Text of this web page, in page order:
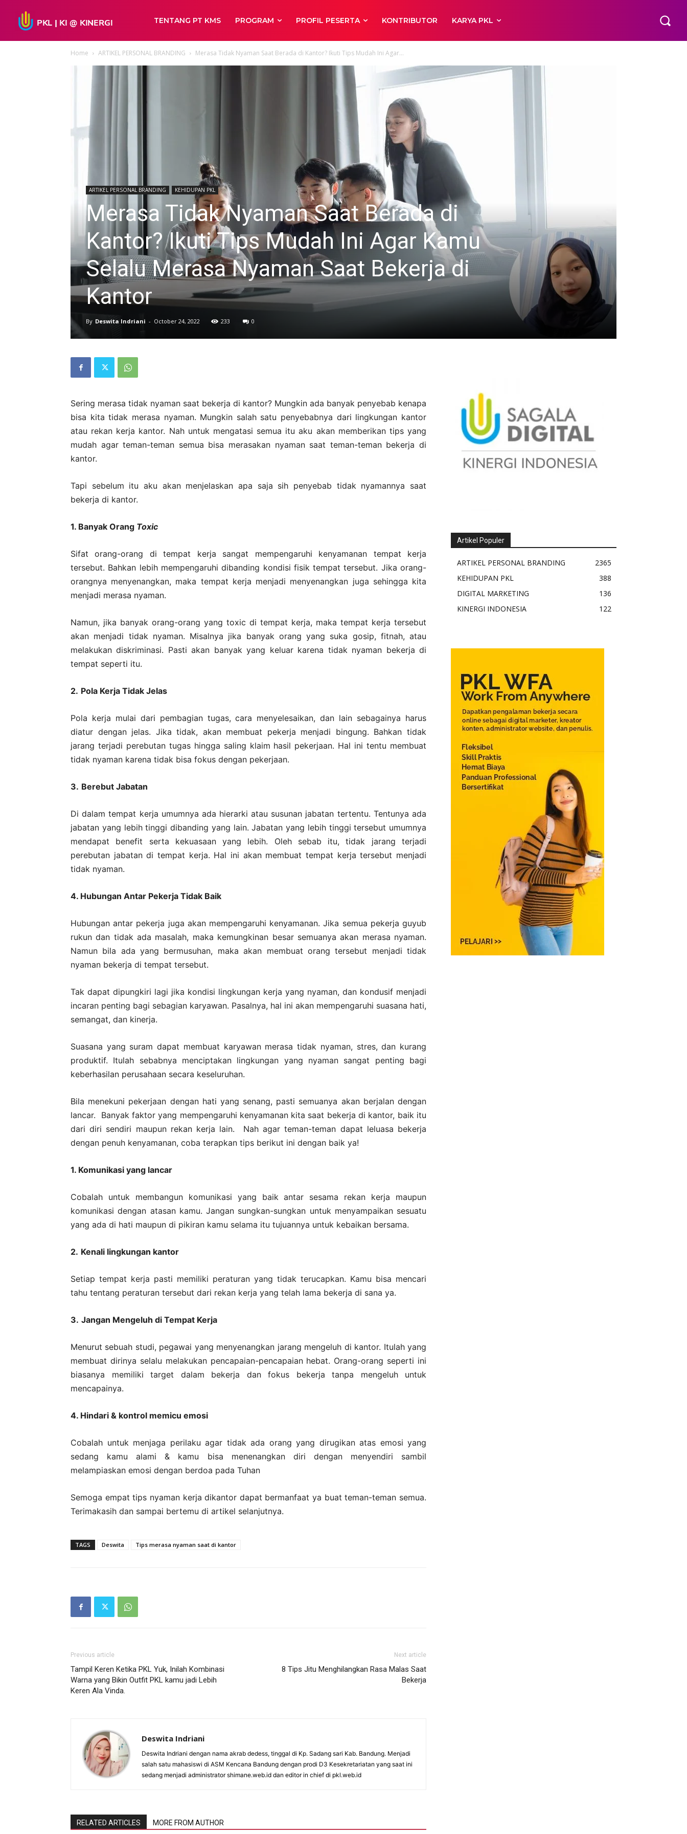
TENTANG PT KMS PROGRAM PROFIL PESERTA KONTRIBUTOR KARYA PKL
Home ARTIKEL PERSONAL BRANDING Merasa Tidak Nyaman Saat Berada di Kantor? Ikuti Tips Mudah Ini Agar...
ARTIKEL PERSONAL BRANDING KEHIDUPAN PKL
Merasa Tidak Nyaman Saat Berada di
Kantor? Ikuti Tips Mudah Ini Agar Kamu
Selalu Merasa Nyaman Saat Bekerja di
Kantor
By Deswita Indriani - October 24, 2022 233 0
Sering merasa tidak nyaman saat bekerja di kantor? Mungkin ada banyak penyebab kenapa
bisa kita tidak merasa nyaman. Mungkin salah satu penyebabnya dari lingkungan kantor
atau rekan kerja kantor. Nah untuk mengatasi semua itu aku akan memberikan tips yang
mudah agar teman-teman semua bisa merasakan nyaman saat teman-teman bekerja di
kantor.
Tapi sebelum itu aku akan menjelaskan apa saja sih penyebab tidak nyamannya saat
bekerja di kantor.
1. Banyak Orang Toxic
Sifat orang-orang di tempat kerja sangat mempengaruhi kenyamanan tempat kerja
tersebut. Bahkan lebih mempengaruhi dibanding kondisi fisik tempat tersebut. Jika orang-
orangnya menyenangkan, maka tempat kerja menjadi menyenangkan juga sehingga kita
menjadi merasa nyaman.
Namun, jika banyak orang-orang yang toxic di tempat kerja, maka tempat kerja tersebut
akan menjadi tidak nyaman. Misalnya jika banyak orang yang suka gosip, fitnah, atau
melakukan diskriminasi. Pasti akan banyak yang keluar karena tidak nyaman bekerja di
tempat seperti itu.
2. Pola Kerja Tidak Jelas
Pola kerja mulai dari pembagian tugas, cara menyelesaikan, dan lain sebagainya harus
diatur dengan jelas. Jika tidak, akan membuat pekerja menjadi bingung. Bahkan tidak
jarang terjadi perebutan tugas hingga saling klaim hasil pekerjaan. Hal ini tentu membuat
tidak nyaman karena tidak bisa fokus dengan pekerjaan.
3. Berebut Jabatan
Di dalam tempat kerja umumnya ada hierarki atau susunan jabatan tertentu. Tentunya ada
jabatan yang lebih tinggi dibanding yang lain. Jabatan yang lebih tinggi tersebut umumnya
mendapat benefit serta kekuasaan yang lebih. Oleh sebab itu, tidak jarang terjadi
perebutan jabatan di tempat kerja. Hal ini akan membuat tempat kerja tersebut menjadi
tidak nyaman.
4. Hubungan Antar Pekerja Tidak Baik
Hubungan antar pekerja juga akan mempengaruhi kenyamanan. Jika semua pekerja guyub
rukun dan tidak ada masalah, maka kemungkinan besar semuanya akan merasa nyaman.
Namun bila ada yang bermusuhan, maka akan membuat orang tersebut menjadi tidak
nyaman bekerja di tempat tersebut.
Tak dapat dipungkiri lagi jika kondisi lingkungan kerja yang nyaman, dan kondusif menjadi
incaran penting bagi sebagian karyawan. Pasalnya, hal ini akan mempengaruhi suasana hati,
semangat, dan kinerja.
Suasana yang suram dapat membuat karyawan merasa tidak nyaman, stres, dan kurang
produktif. Itulah sebabnya menciptakan lingkungan yang nyaman sangat penting bagi
keberhasilan perusahaan secara keseluruhan.
Bila menekuni pekerjaan dengan hati yang senang, pasti semuanya akan berjalan dengan
lancar. Banyak faktor yang mempengaruhi kenyamanan kita saat bekerja di kantor, baik itu
dari diri sendiri maupun rekan kerja lain. Nah agar teman-teman dapat leluasa bekerja
dengan penuh kenyamanan, coba terapkan tips berikut ini dengan baik ya!
1. Komunikasi yang lancar
Cobalah untuk membangun komunikasi yang baik antar sesama rekan kerja maupun
komunikasi dengan atasan kamu. Jangan sungkan-sungkan untuk menyampaikan sesuatu
yang ada di hati maupun di pikiran kamu selama itu tujuannya untuk kebaikan bersama.
2. Kenali lingkungan kantor
Setiap tempat kerja pasti memiliki peraturan yang tidak terucapkan. Kamu bisa mencari
tahu tentang peraturan tersebut dari rekan kerja yang telah lama bekerja di sana ya.
3. Jangan Mengeluh di Tempat Kerja
Menurut sebuah studi, pegawai yang menyenangkan jarang mengeluh di kantor. Itulah yang
membuat dirinya selalu melakukan pencapaian-pencapaian hebat. Orang-orang seperti ini
biasanya memiliki target dalam bekerja dan fokus bekerja tanpa mengeluh untuk
mencapainya.
4. Hindari & kontrol memicu emosi
Cobalah untuk menjaga perilaku agar tidak ada orang yang dirugikan atas emosi yang
sedang kamu alami & kamu bisa menenangkan diri dengan menyendiri sambil
melampiaskan emosi dengan berdoa pada Tuhan
Semoga empat tips nyaman kerja dikantor dapat bermanfaat ya buat teman-teman semua.
Terimakasih dan sampai bertemu di artikel selanjutnya.
TAGS Deswita Tips merasa nyaman saat di kantor
Previous article
Tampil Keren Ketika PKL Yuk, Inilah Kombinasi
Warna yang Bikin Outfit PKL kamu jadi Lebih
Keren Ala Vinda.
Next article
8 Tips Jitu Menghilangkan Rasa Malas Saat
Bekerja
Deswita Indriani
Deswita Indriani dengan nama akrab dedess, tinggal di Kp. Sadang sari Kab. Bandung. Menjadi
salah satu mahasiswi di ASM Kencana Bandung dengan prodi D3 Kesekretariatan yang saat ini
sedang menjadi administrator shimane.web.id dan editor in chief di pkl.web.id
RELATED ARTICLES MORE FROM AUTHOR
Artikel Populer
ARTIKEL PERSONAL BRANDING
2365
KEHIDUPAN PKL
388
DIGITAL MARKETING
136
KINERGI INDONESIA
122